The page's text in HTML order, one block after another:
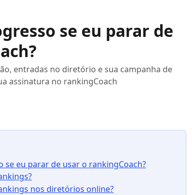
se eu parar de
entradas no diretório e sua campanha de
assinatura no rankingCoach
eu parar de usar o rankingCoach?
nos diretórios online?